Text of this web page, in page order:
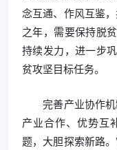
念互通、作风互鉴
之年，需要保持脱
持续发力，进一步
贫攻坚目标任务。
完善产业协作机
产业合作、优势互
题，大胆探索新路